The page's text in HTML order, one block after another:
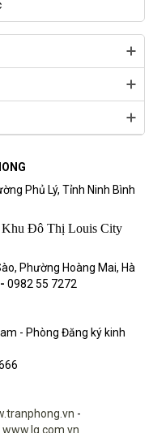
Phủ Lý, Tỉnh Ninh Bình
Khu Đô Thị Louis City
Phường Hoàng Mai, Hà
0982 55 7272
- Phòng Đăng ký kinh
-
www.lg.com.vn